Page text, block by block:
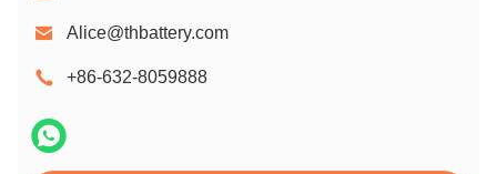
Alice@thbattery.com
+86-632-8059888